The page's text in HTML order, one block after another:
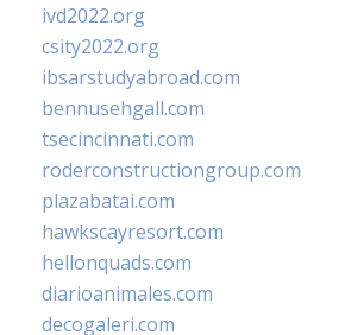
ivd2022.org
csity2022.org
ibsarstudyabroad.com
bennusehgall.com
tsecincinnati.com
roderconstructiongroup.com
plazabatai.com
hawkscayresort.com
hellonquads.com
diarioanimales.com
decogaleri.com